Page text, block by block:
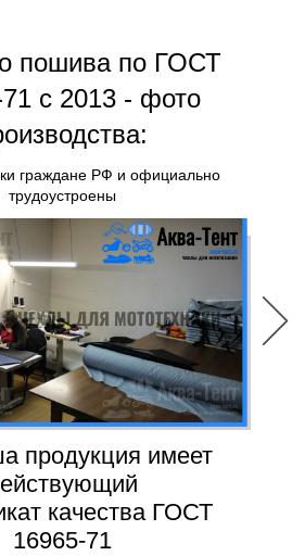
пошива по ГОСТ
с 2013 - фото
граждане РФ и официально
трудоустроены
продукция имеет
качества ГОСТ
16965-71